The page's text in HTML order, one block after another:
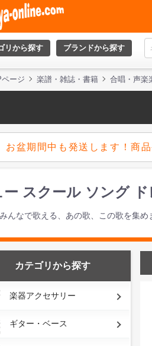
リから探す ブランドから探す
ージ 楽譜・雑誌・書籍 合唱・声楽
お盆期間中も発送します！商
ー スクール ソング
んなで歌える、あの歌、この歌を集め
カテゴリから探す
楽器アクセサリー
ギター・ベース